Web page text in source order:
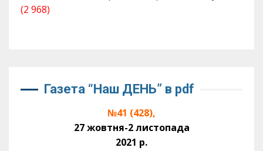
(2 968)
Газета “Наш ДЕНЬ” в pdf
№41 (428),
27 жовтня-2 листопада
2021 р.